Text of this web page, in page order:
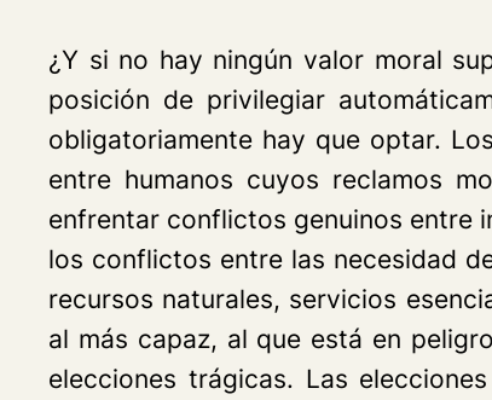
¿Y si no hay ningún valor moral
posición de privilegiar
obligatoriamente hay que optar.
entre humanos cuyos reclamos
enfrentar conflictos genuinos entre
los conflictos entre las necesidad
recursos naturales, servicios
al más capaz, al que está en
elecciones trágicas. Las